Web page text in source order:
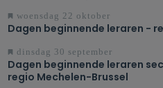
woensdag 22 oktober
Dagen beginnende leraren -
dinsdag 30 september
Dagen beginnende leraren
regio Mechelen-Brussel